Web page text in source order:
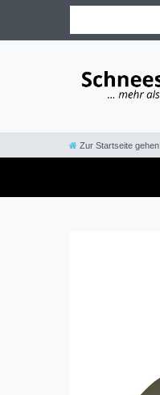
Zur Startseite gehen